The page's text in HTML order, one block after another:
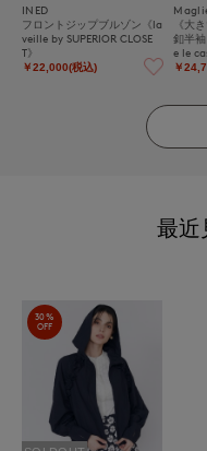
INED
フロントジップブルゾン《la
veille by SUPERIOR CLOSE
T》
￥22,000(税込)
《大
釦半
e le
￥
最近
30%
OFF